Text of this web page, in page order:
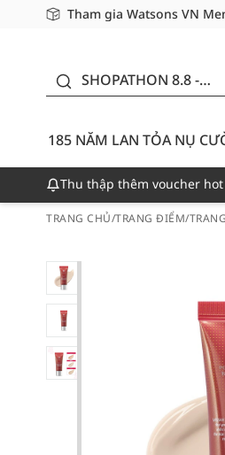
Tham gia Watsons VN
Miễn phí giao hàng cho
Giao hàng nhanh 24h -
SHOPATHON 8.8 -
CƯỜI - GIẢM ĐẾN
50%
185 NĂM LAN TỎA NỤ
Thu thập thêm voucher
TRANG CHỦ/TRANG ĐIỂM/